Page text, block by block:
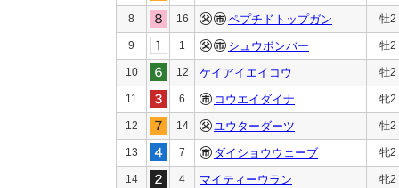
8 16 ペプチドトップガン 牡2
9 1 シュウボンバー 牡2
10 12 ケイアイエイコウ 牡2
11 6 コウエイダイナ 牝2
12 14 ユウターダーツ 牡2
13 7 ダイショウウェーブ 牝2
14 4 マイティーウラン 牝2